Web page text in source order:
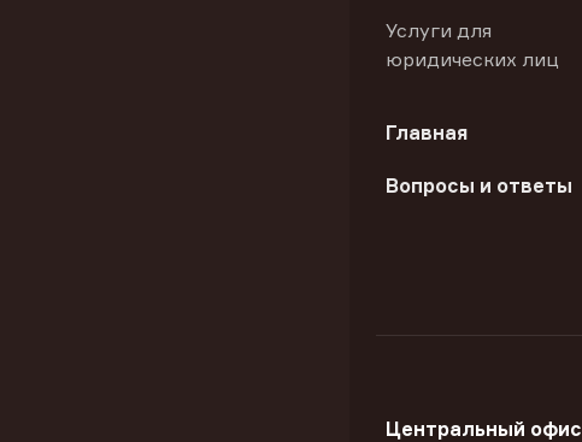
Услуги для
юридических лиц
Главная
Вопросы и ответы
Центральный офис